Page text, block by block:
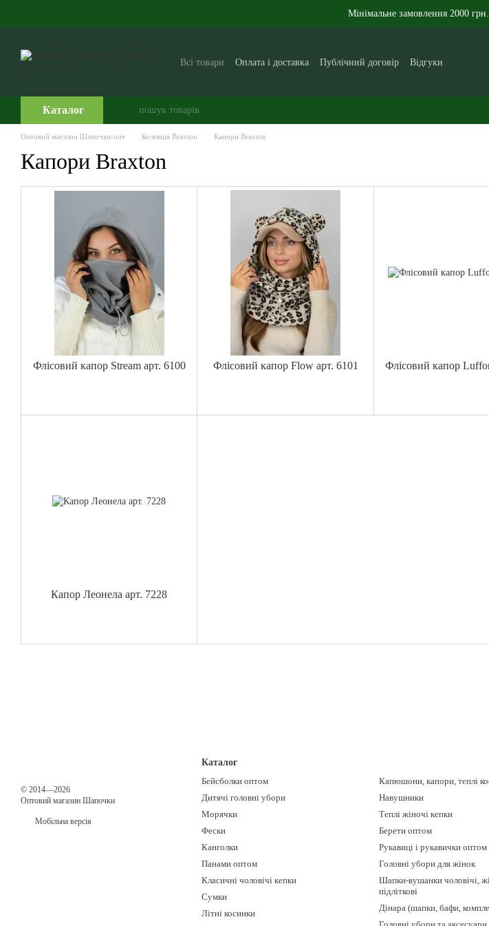
Мінімальне замовлення 2000
Всі товари Оплата і доставка Публічний договір
Відгуки
Каталог
Оптовий магазин Шапочки-опт Колекція Braxton Капори Braxton
Капори Braxton
Флісовий капор Stream арт. 6100 Флісовий капор Flow арт. 6101 Флісовий капор
Капор Леонела арт. 7228
© 2014—2026
Оптовий магазин Шапочки
Мобільна версія
Каталог
Бейсболки оптом
Дитячі головні убори
Морячки
Фески
Канголки
Панами оптом
Класичні чоловічі кепки
Сумки
Літні косинки
Капюшони, капори, теплі
Навушники
Теплі жіночі кепки
Берети оптом
Рукавиці і рукавички оптом
Головні убори для жінок
Шапки-вушанки чоловічі,
підліткові
Дінара (шапки, бафи,